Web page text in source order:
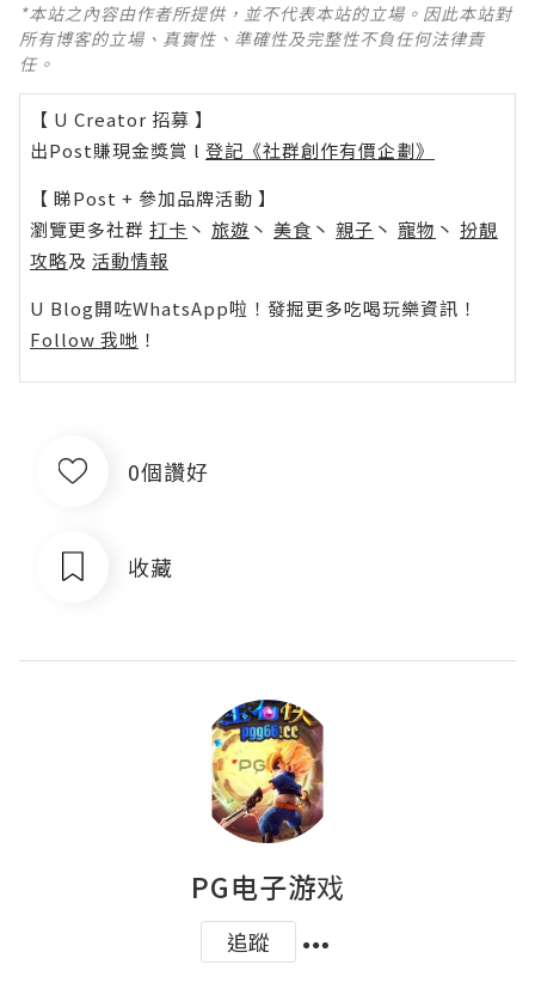
*本站之內容由作者所提供，並不代表本站的立場。因此本站對
所有博客的立場、真實性、準確性及完整性不負任何法律責
任。
【 U Creator 招募 】
出Post賺現金獎賞 l 登記《社群創作有價企劃》
【 睇Post + 參加品牌活動 】
瀏覽更多社群 打卡 丶 旅遊 丶 美食 丶 親子 丶 寵物 丶 扮靚
攻略及 活動情報
U Blog開咗WhatsApp啦！發掘更多吃喝玩樂資訊！
Follow 我哋 ！
0個讚好
收藏
PG电子游戏
追蹤